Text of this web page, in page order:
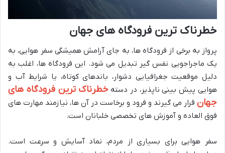
خطرناک ترین فرودگاه های جهان
پرواز به برخی از فرودگاه ها، به جای آرامش همیشگی سفر هوایی، به
یک ماجراجویی نفس گیر تبدیل می شود. این فرودگاه ها، اغلب به
دلیل موقعیت جغرافیایی دشوار، باندهای کوتاه، یا شرایط آب و
هوایی پیش بینی ناپذیر، در دستهخطرناک ترین فرودگاه های
جهان قرار می گیرند و فرود و برخاست در آن ها، نیازمند مهارت های
فوق العاده و آموزش های تخصصی خلبانان است.
سفر هوایی برای بسیاری از مردم، نماد آسایش و سرعت است.